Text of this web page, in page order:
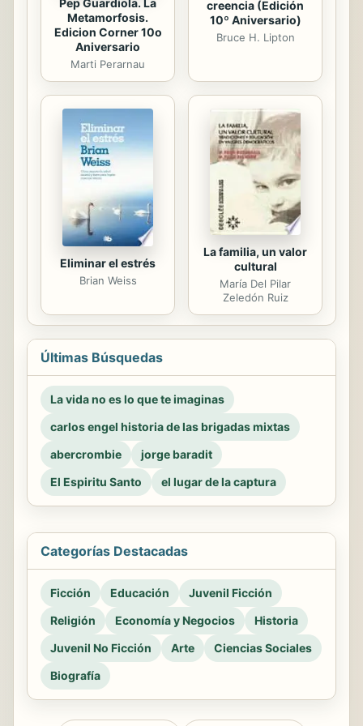
Metamorfosis.
Edicion Corner 10o
Aniversario
Marti Perarnau
creencia (Edición
10º Aniversario)
Bruce H. Lipton
Eliminar el estrés
Brian Weiss
La familia, un valor
cultural
María Del Pilar
Zeledón Ruiz
Últimas Búsquedas
La vida no es lo que te imaginas
carlos engel historia de las brigadas mixtas
abercrombie
jorge baradit
El Espiritu Santo
el lugar de la captura
Categorías Destacadas
Ficción Educación
Juvenil Ficción
Religión
Economía y Negocios
Historia
Juvenil No Ficción
Arte
Ciencias Sociales
Biografía